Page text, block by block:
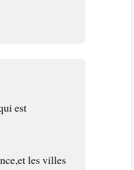
est
les villes